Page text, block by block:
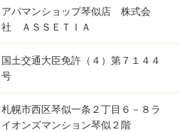
アパマンショップ琴似店 株式会
社 ＡＳＳＥＴＩＡ
国土交通大臣免許（４）第７１４４
号
札幌市西区琴似一条２丁目６－８ラ
イオンズマンション琴似２階